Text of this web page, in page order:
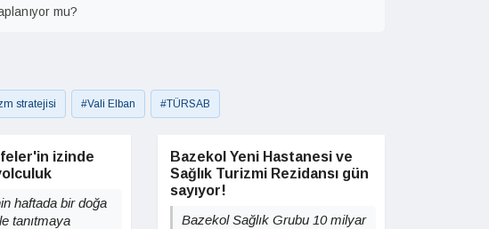
mu?
stratejisi #Vali Elban #TÜRSAB
izinde
haftada bir doğa
tanıtmaya
Bazekol Yeni Hastanesi ve
Sağlık Turizmi Rezidansı gün
sayıyor!
Bazekol Sağlık Grubu 10 milyar